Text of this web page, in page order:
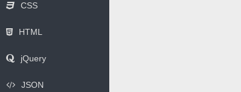
CSS
HTML
jQuery
JSON